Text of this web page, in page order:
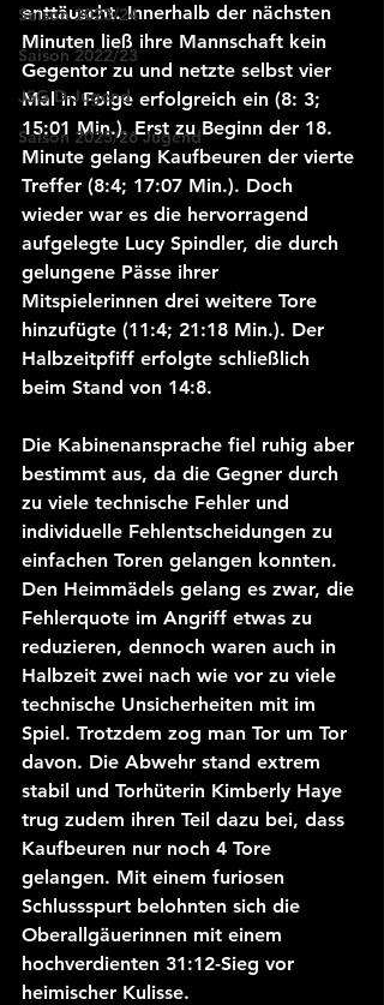
Saison 2023/24
Saison 2022/23
JSG D-Jugend
Saison 2025/26 Jugend
enttäuscht. Innerhalb der nächsten
Minuten ließ ihre Mannschaft kein
Gegentor zu und netzte selbst vier
Mal in Folge erfolgreich ein (8: 3;
15:01 Min.). Erst zu Beginn der 18.
Minute gelang Kaufbeuren der vierte
Treffer (8:4; 17:07 Min.). Doch
wieder war es die hervorragend
aufgelegte Lucy Spindler, die durch
gelungene Pässe ihrer
Mitspielerinnen drei weitere Tore
hinzufügte (11:4; 21:18 Min.). Der
Halbzeitpfiff erfolgte schließlich
beim Stand von 14:8.
Die Kabinenansprache fiel ruhig aber
bestimmt aus, da die Gegner durch
zu viele technische Fehler und
individuelle Fehlentscheidungen zu
einfachen Toren gelangen konnten.
Den Heimmädels gelang es zwar, die
Fehlerquote im Angriff etwas zu
reduzieren, dennoch waren auch in
Halbzeit zwei nach wie vor zu viele
technische Unsicherheiten mit im
Spiel. Trotzdem zog man Tor um Tor
davon. Die Abwehr stand extrem
stabil und Torhüterin Kimberly Haye
trug zudem ihren Teil dazu bei, dass
Kaufbeuren nur noch 4 Tore
gelangen. Mit einem furiosen
Schlussspurt belohnten sich die
Oberallgäuerinnen mit einem
hochverdienten 31:12-Sieg vor
heimischer Kulisse.